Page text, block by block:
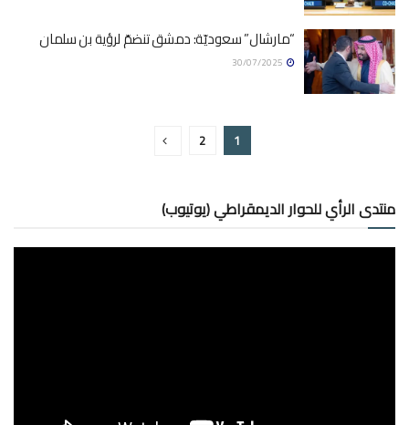
“مارشال” سعوديّة: دمشق تنضمّ لرؤية بن سلمان
1
2
منتدى الرأي للحوار الديمقراطي (يوتيوب)